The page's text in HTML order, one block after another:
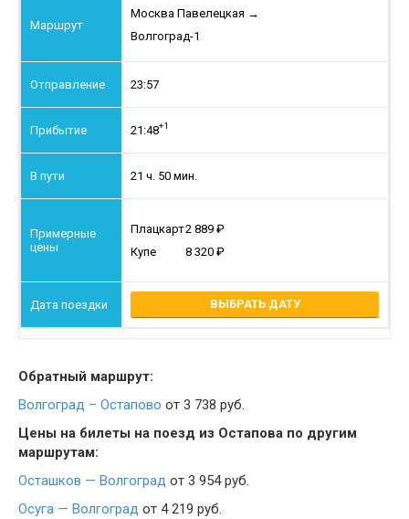
Москва Павелецкая →
Волгоград-1
23:57
21:48+1
21 ч. 50 мин.
Плацкарт2 889
Купе
8 320
ВЫБРАТЬ ДАТУ
Обратный маршрут:
Волгоград – Остапово от 3 738 руб.
Цены на билеты на поезд из Остапова по другим
маршрутам:
Осташков — Волгоград от 3 954 руб.
Осуга — Волгоград от 4 219 руб.